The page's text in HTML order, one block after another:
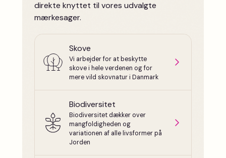
direkte knyttet til vores udvalgte
mærkesager.
Skove
Vi arbejder for at beskytte
skove i hele verdenen og for
mere vild skovnatur i Danmark
Biodiversitet
Biodiversitet dækker over
mangfoldigheden og
variationen af alle livsformer på
Jorden